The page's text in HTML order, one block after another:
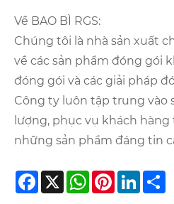
Về BAO BÌ RGS:
Chúng tôi là nhà sản xuất
về các sản phẩm đóng gói
đóng gói và các giải pháp
Công ty luôn tập trung vào
lượng, phục vụ khách
những sản phẩm đáng tin
Facebook
X WhatsApp
Pinterest